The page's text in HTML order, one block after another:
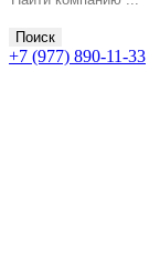
Поиск
+7 (977) 890-11-33